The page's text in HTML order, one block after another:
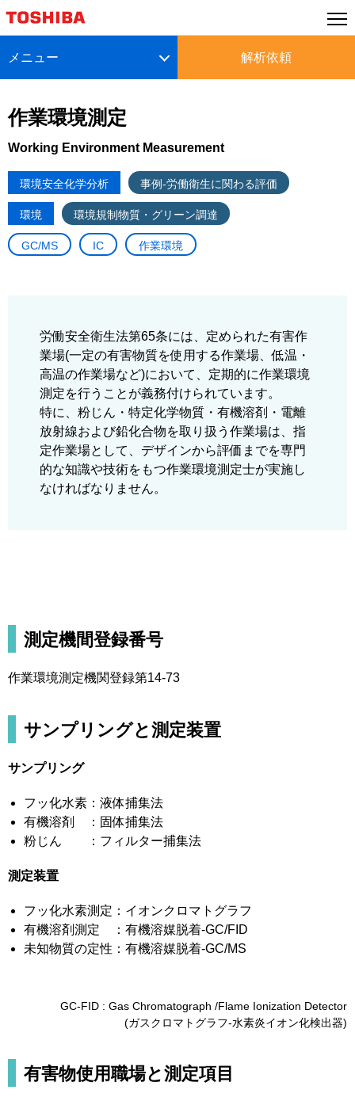
作業環境測定
Working Environment Measurement
環境安全化学分析 事例-労働衛生に関わる評価
環境 環境規制物質・グリーン調達
GC/MS IC 作業環境
労働安全衛生法第65条には、定められた有害作
業場(一定の有害物質を使用する作業場、低温・
高温の作業場など)において、定期的に作業環境
測定を行うことが義務付けられています。
特に、粉じん・特定化学物質・有機溶剤・電離
放射線および鉛化合物を取り扱う作業場は、指
定作業場として、デザインから評価までを専門
的な知識や技術をもつ作業環境測定士が実施し
なければなりません。
メニュー 解析依頼
測定機間登録番号
作業環境測定機関登録第14-73
サンプリングと測定装置
サンプリング
フッ化水素：液体捕集法
有機溶剤 ：固体捕集法
粉じん ：フィルター捕集法
測定装置
フッ化水素測定：イオンクロマトグラフ
有機溶剤測定 ：有機溶媒脱着-GC/FID
未知物質の定性：有機溶媒脱着-GC/MS
GC-FID : Gas Chromatograph /Flame Ionization Detector
(ガスクロマトグラフ-水素炎イオン化検出器)
有害物使用職場と測定項目